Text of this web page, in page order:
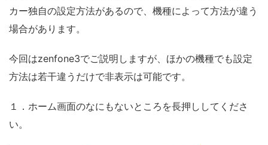
カー独自の設定方法があるので、機種によって方法が違う
場合があります。
今回はzenfone3でご説明しますが、ほかの機種でも設定
方法は若干違うだけで非表示は可能です。
１．ホーム画面のなにもないところを長押ししてくださ
い。